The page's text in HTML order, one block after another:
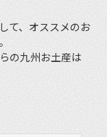
て、オススメのお
の九州お土産は